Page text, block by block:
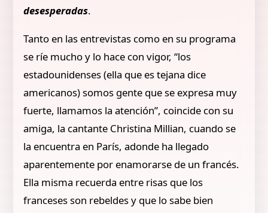
desesperadas.
Tanto en las entrevistas como en su programa
se ríe mucho y lo hace con vigor, “los
estadounidenses (ella que es tejana dice
americanos) somos gente que se expresa muy
fuerte, llamamos la atención”, coincide con su
amiga, la cantante Christina Millian, cuando se
la encuentra en París, adonde ha llegado
aparentemente por enamorarse de un francés.
Ella misma recuerda entre risas que los
franceses son rebeldes y que lo sabe bien